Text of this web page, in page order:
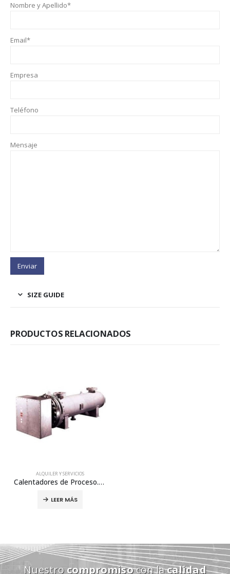
Nombre y Apellido*
Email*
Empresa
Teléfono
Mensaje
SIZE GUIDE
PRODUCTOS RELACIONADOS
ALQUILER Y SERVICIOS
Calentadores de Proceso. Modelo: ISES
LEER MÁS
Nuestro compromisocon lacalidad